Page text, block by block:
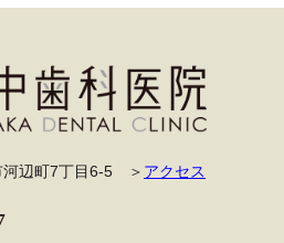
河辺町7丁目6-5 ＞ アクセス